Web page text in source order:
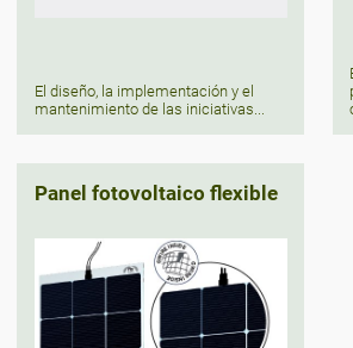
El diseño, la implementación y el
mantenimiento de las iniciativas...
Panel fotovoltaico flexible